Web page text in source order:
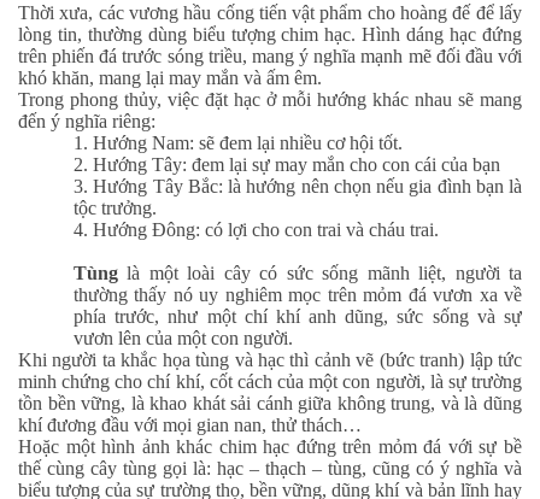
Thời xưa, các vương hầu cống tiến vật phẩm cho hoàng đế để lấy
lòng tin, thường dùng biểu tượng chim hạc. Hình dáng hạc đứng
trên phiến đá trước sóng triều, mang ý nghĩa mạnh mẽ đối đầu với
khó khăn, mang lại may mắn và ấm êm.
Trong phong thủy, việc đặt hạc ở mỗi hướng khác nhau sẽ mang
đến ý nghĩa riêng:
1. Hướng Nam: sẽ đem lại nhiều cơ hội tốt.
2. Hướng Tây: đem lại sự may mắn cho con cái của bạn
3. Hướng Tây Bắc: là hướng nên chọn nếu gia đình bạn là
tộc trưởng.
4. Hướng Đông: có lợi cho con trai và cháu trai.
Tùng là một loài cây có sức sống mãnh liệt, người ta
thường thấy nó uy nghiêm mọc trên mỏm đá vươn xa về
phía trước, như một chí khí anh dũng, sức sống và sự
vươn lên của một con người.
Khi người ta khắc họa tùng và hạc thì cảnh vẽ (bức tranh) lập tức
minh chứng cho chí khí, cốt cách của một con người, là sự trường
tồn bền vững, là khao khát sải cánh giữa không trung, và là dũng
khí đương đầu với mọi gian nan, thử thách…
Hoặc một hình ảnh khác chim hạc đứng trên mỏm đá với sự bề
thế cùng cây tùng gọi là: hạc – thạch – tùng, cũng có ý nghĩa và
biểu tượng của sự trường thọ, bền vững, dũng khí và bản lĩnh hay